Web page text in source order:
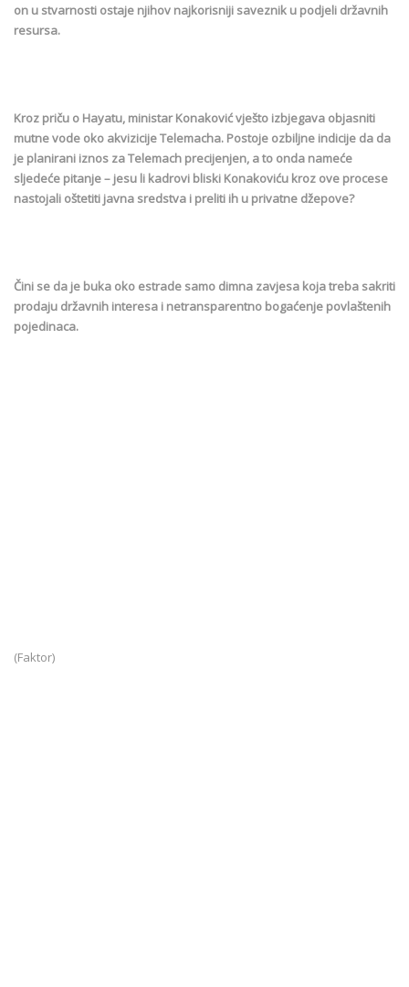
on u stvarnosti ostaje njihov najkorisniji saveznik u podjeli državnih
resursa.
Kroz priču o Hayatu, ministar Konaković vješto izbjegava objasniti
mutne vode oko akvizicije Telemacha. Postoje ozbiljne indicije da da
je planirani iznos za Telemach precijenjen, a to onda nameće
sljedeće pitanje – jesu li kadrovi bliski Konakoviću kroz ove procese
nastojali oštetiti javna sredstva i preliti ih u privatne džepove?
Čini se da je buka oko estrade samo dimna zavjesa koja treba sakriti
prodaju državnih interesa i netransparentno bogaćenje povlaštenih
pojedinaca.
(Faktor)